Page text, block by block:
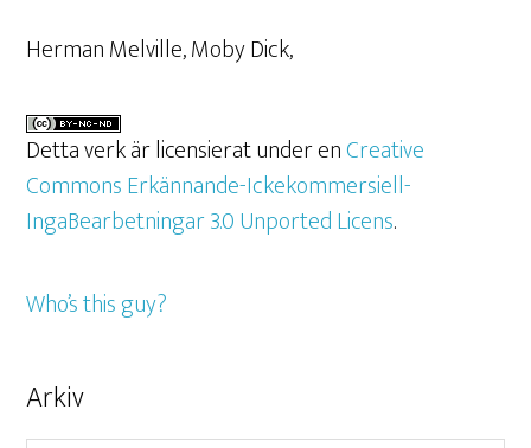
Herman Melville, Moby Dick,
Detta verk är licensierat under enCreative
Commons Erkännande-Ickekommersiell-
IngaBearbetningar 3.0 Unported Licens.
Who’s this guy?
Arkiv